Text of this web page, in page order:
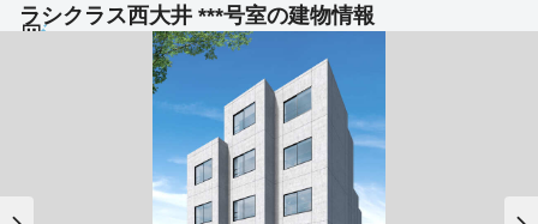
ラシクラス西大井 ***号室の建物情報